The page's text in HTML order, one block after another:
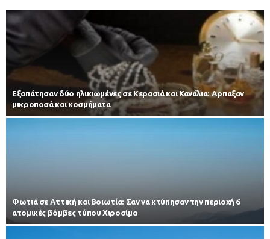
Εξαπάτησαν δύο ηλικιωμένες σε Κερασιά και Κανάλια: Αρπαξαν
μικροποσά και κοσμήματα
Φωτιά σε Αττική και Βοιωτία: Σαν να κτύπησαν την περιοχή 6
ατομικές βόμβες τύπου Χιροσίμα